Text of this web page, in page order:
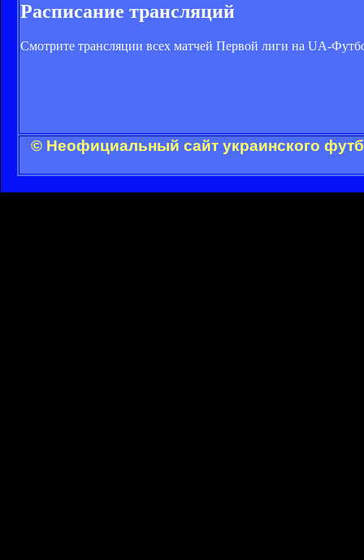
Расписание трансляций
Смотрите трансляции всех матчей Первой лиги на UA-
© Неофициальный сайт украинского